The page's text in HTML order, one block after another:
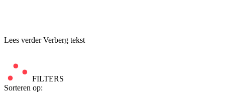
Lees verderVerberg tekst
FILTERS
Sorteren op: